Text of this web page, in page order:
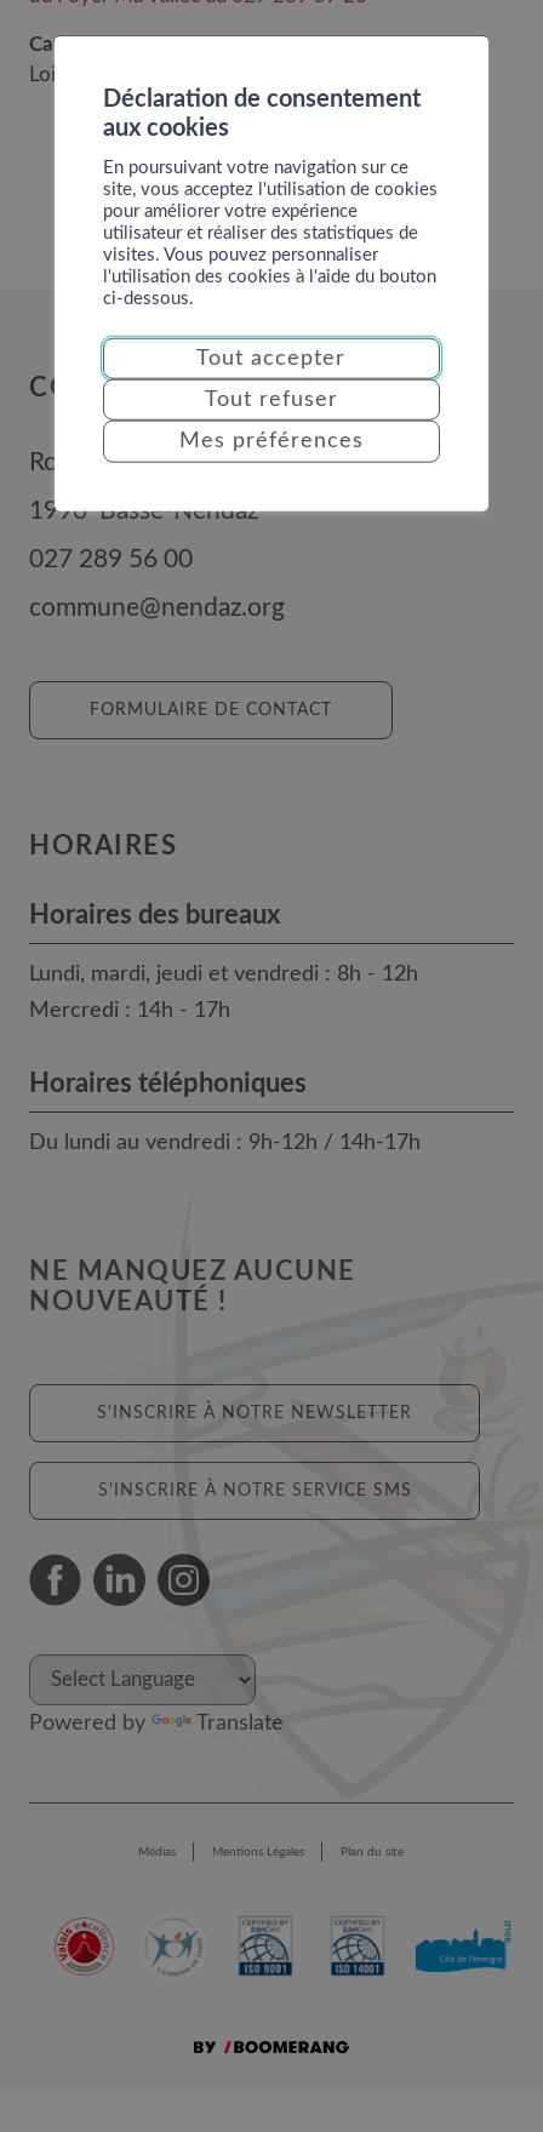
Catégorie(s)
Loisirs senior
COMMUNE DE NENDAZ
Route de Nendaz 352
1996 Basse-Nendaz
027 289 56 00
commune@nendaz.org
FORMULAIRE DE CONTACT
HORAIRES
Horaires des bureaux
Lundi, mardi, jeudi et vendredi : 8h - 12h
Mercredi : 14h - 17h
Horaires téléphoniques
Du lundi au vendredi : 9h-12h / 14h-17h
NE MANQUEZ AUCUNE
NOUVEAUTÉ !
S'INSCRIRE À NOTRE NEWSLETTER
S'INSCRIRE À NOTRE SERVICE SMS
Powered by Translate
Médias Mentions Légales Plan du site
Déclaration de consentement
aux cookies
En poursuivant votre navigation sur ce
site, vous acceptez l'utilisation de cookies
pour améliorer votre expérience
utilisateur et réaliser des statistiques de
visites. Vous pouvez personnaliser
l'utilisation des cookies à l'aide du bouton
ci-dessous.
Tout accepter
Tout refuser
Mes préférences